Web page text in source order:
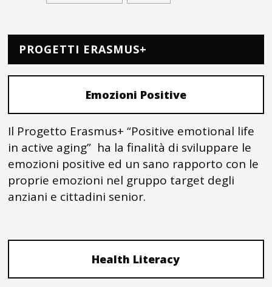
PROGETTI ERASMUS+
Emozioni Positive
Il Progetto Erasmus+ “Positive emotional life
in active aging” ha la finalità di sviluppare le
emozioni positive ed un sano rapporto con le
proprie emozioni nel gruppo target degli
anziani e cittadini senior.
Health Literacy